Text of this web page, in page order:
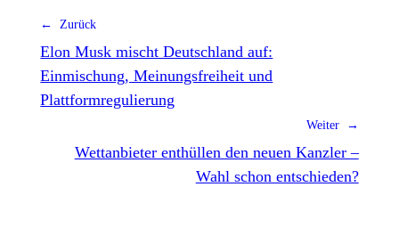
← Zurück
Elon Musk mischt Deutschland auf:
Einmischung, Meinungsfreiheit und
Plattformregulierung
Weiter →
Wettanbieter enthüllen den neuen Kanzler –
Wahl schon entschieden?